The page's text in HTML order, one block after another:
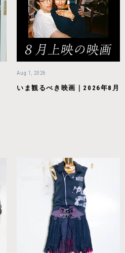
Aug 1, 2026
いま観るべき映画｜2026年8月